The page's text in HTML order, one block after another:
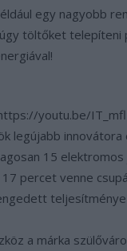
egy nagyobb
töltőket telepíteni
youtu.be/
legújabb
15
percet venne
a márka